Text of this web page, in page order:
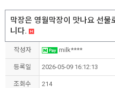
막장은 영월막장이 맛나요 선물
니다.
작성자 milk****
등록일 2026-05-09 16:12:13
조회수 214